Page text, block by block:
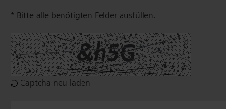
* Bitte alle benötigten Felder ausfüllen.
Captcha neu laden